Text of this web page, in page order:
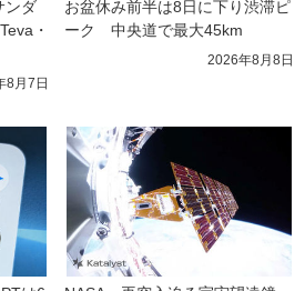
ンダ
・
8月7日
お盆休み前半は8日に下り渋滞ピ
ーク　中央道で最大45km
2026年8月8日